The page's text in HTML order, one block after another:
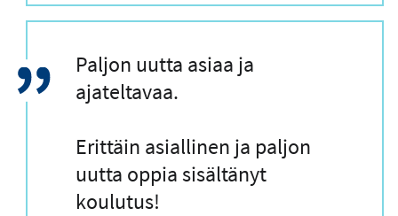
L
a
n
a
u
Paljon uutta asiaa ja
ajateltavaa.
Erittäin asiallinen ja paljon
uutta oppia sisältänyt
koulutus!